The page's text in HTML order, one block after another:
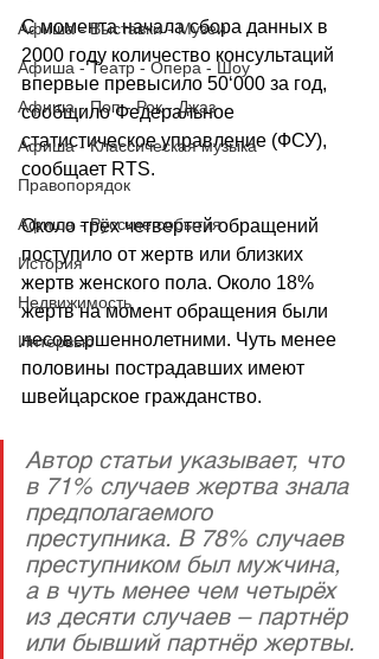
Афиша - Выставки - Музеи
Афиша - Театр - Опера - Шоу
Афиша - Поп - Рок - Джаз
Афиша - Классическая музыка
Правопорядок
Афиша - Русские события
История
Недвижимость
Интервью
С момента начала сбора данных в
2000 году количество консультаций
впервые превысило 50‘000 за год,
сообщило Федеральное
статистическое управление (ФСУ),
сообщает RTS.
Около трёх четвертей обращений
поступило от жертв или близких
жертв женского пола. Около 18%
жертв на момент обращения были
несовершеннолетними. Чуть менее
половины пострадавших имеют
швейцарское гражданство.
Автор статьи указывает, что
в 71% случаев жертва знала
предполагаемого
преступника. В 78% случаев
преступником был мужчина,
а в чуть менее чем четырёх
из десяти случаев – партнёр
или бывший партнёр жертвы.